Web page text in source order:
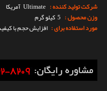
شرکت تولید کننده : Ultimate آمریکا
وزن محصول : 5 کیلو گرم
مورد استفاده برای : افزایش حجم با